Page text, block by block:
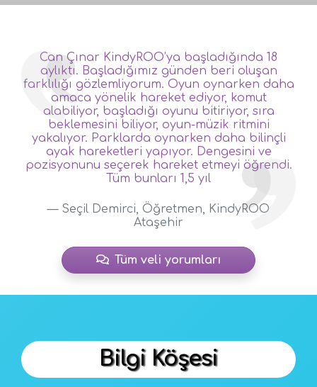
Can Çınar KindyROO’ya başladığında 18
aylıktı. Başladığımız günden beri oluşan
farklılığı gözlemliyorum. Oyun oynarken daha
amaca yönelik hareket ediyor, komut
alabiliyor, başladığı oyunu bitiriyor, sıra
beklemesini biliyor, oyun-müzik ritmini
yakalıyor. Parklarda oynarken daha bilinçli
ayak hareketleri yapıyor. Dengesini ve
pozisyonunu seçerek hareket etmeyi öğrendi.
Tüm bunları 1,5 yıl
— Seçil Demirci, Öğretmen, KindyROO
Ataşehir
Tüm veli yorumları
Bilgi Köşesi